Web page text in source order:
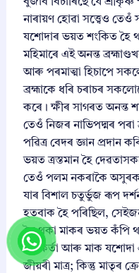
নাৰায়ণ হোৱা সত্ত্বেও
যশোদাৰ ভয়ত শংকিত হৈ
মহিমাৰে এই অনন্ত
আৰু পৰমাত্মা হিচাপে
ব্ৰহ্মাকে ধৰি চৰাচৰ
কৰে। ক্ষীৰ সাগৰত অনন্ত
তেওঁ নিজৰ নাভিপদ্মৰ
পৱিত্ৰ বেদৰ জ্ঞান প্ৰদান
ভয়ত ত্ৰস্তমান হৈ
তেওঁ পলম নকৰাকৈ অসুৰক
যাৰ বিশাল চতুৰ্ভুজ ৰূপ
হতবাক হৈ পৰিছিল,
লৈ থকা মাকৰ ভয়ত কঁপি
ত্ৰাণকৰ্তা আৰু মাক
জীয়ৰী মাত্ৰ; কিন্তু মাতৃৰ